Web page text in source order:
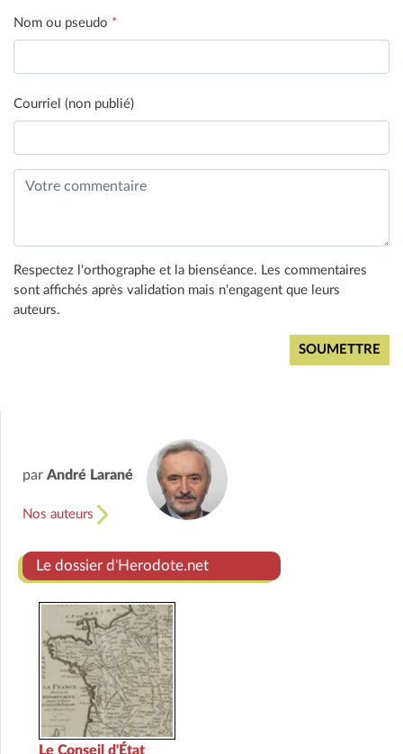
Nom ou pseudo *
Courriel (non publié)
Respectez l'orthographe et la bienséance. Les commentaires
sont affichés après validation mais n'engagent que leurs
auteurs.
par André Larané
Nos auteurs
Le dossier d'Herodote.net
Le Conseil d'État